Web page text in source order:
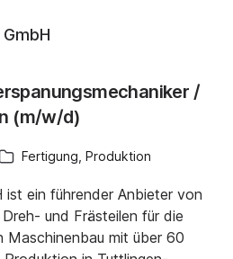
/
(m/w/d)
Fertigung, Produktion
ist ein führender Anbieter von
und Frästeilen für die
Maschinenbau mit über 60